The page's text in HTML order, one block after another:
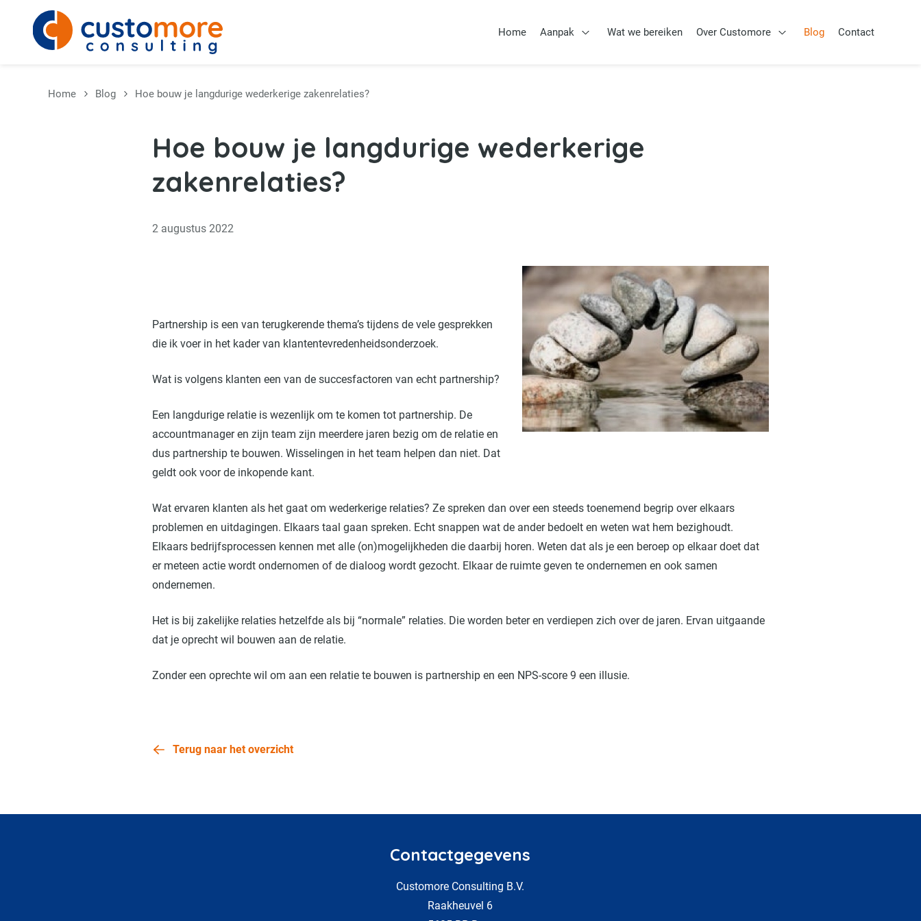
Overslaan en naar de inhoud gaan
Home Aanpak Wat we bereiken Over Customore
Open Over Customore
Blog Contact
Home Blog Hoe bouw je langdurige wederkerige zakenrelaties?
Hoe bouw je langdurige wederkerige
zakenrelaties?
2 augustus 2022
Partnership is een van terugkerende thema’s tijdens de vele gesprekken
die ik voer in het kader van klantentevredenheidsonderzoek.
Wat is volgens klanten een van de succesfactoren van echt partnership?
Een langdurige relatie is wezenlijk om te komen tot partnership. De
accountmanager en zijn team zijn meerdere jaren bezig om de relatie en
dus partnership te bouwen. Wisselingen in het team helpen dan niet. Dat
geldt ook voor de inkopende kant.
Wat ervaren klanten als het gaat om wederkerige relaties? Ze spreken dan over een steeds toenemend begrip over elkaars
problemen en uitdagingen. Elkaars taal gaan spreken. Echt snappen wat de ander bedoelt en weten wat hem bezighoudt.
Elkaars bedrijfsprocessen kennen met alle (on)mogelijkheden die daarbij horen. Weten dat als je een beroep op elkaar doet dat
er meteen actie wordt ondernomen of de dialoog wordt gezocht. Elkaar de ruimte geven te ondernemen en ook samen
ondernemen.
Het is bij zakelijke relaties hetzelfde als bij “normale” relaties. Die worden beter en verdiepen zich over de jaren. Ervan uitgaande
dat je oprecht wil bouwen aan de relatie.
Zonder een oprechte wil om aan een relatie te bouwen is partnership en een NPS-score 9 een illusie.
Terug naar het overzicht
Contactgegevens
Customore Consulting B.V.
Raakheuvel 6